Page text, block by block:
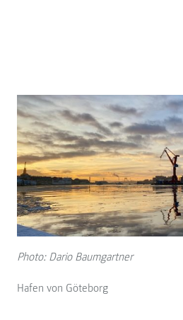
Photo: Dario Baumgartner
Hafen von Göteborg